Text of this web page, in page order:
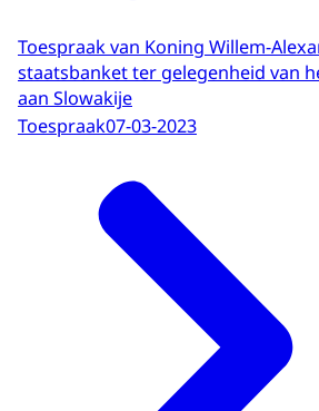
Toespraak van Koning Willem-
staatsbanket ter gelegenheid van
aan Slowakije
Toespraak07-03-2023